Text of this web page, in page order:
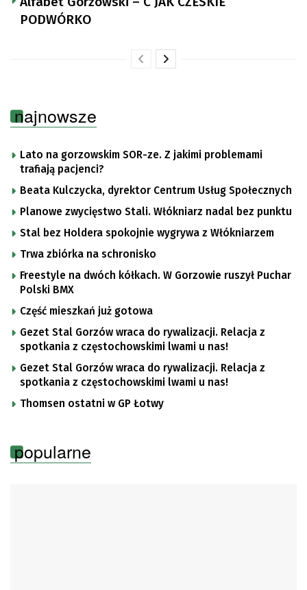
PODWÓRKO
najnowsze
Lato na gorzowskim SOR-ze. Z jakimi problemami
trafiają pacjenci?
Beata Kulczycka, dyrektor Centrum Usług Społecznych
Planowe zwycięstwo Stali. Włókniarz nadal bez punktu
Stal bez Holdera spokojnie wygrywa z Włókniarzem
Trwa zbiórka na schronisko
Freestyle na dwóch kółkach. W Gorzowie ruszył Puchar
Polski BMX
Część mieszkań już gotowa
Gezet Stal Gorzów wraca do rywalizacji. Relacja z
spotkania z częstochowskimi lwami u nas!
Gezet Stal Gorzów wraca do rywalizacji. Relacja z
spotkania z częstochowskimi lwami u nas!
Thomsen ostatni w GP Łotwy
popularne